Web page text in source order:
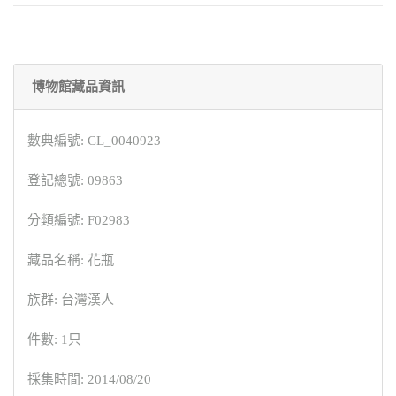
博物館藏品資訊
數典編號: CL_0040923
登記總號: 09863
分類編號: F02983
藏品名稱: 花瓶
族群: 台灣漢人
件數: 1只
採集時間: 2014/08/20